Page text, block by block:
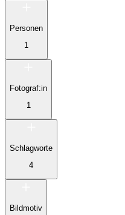
Personen
1
Fotograf:in
1
Schlagworte
4
Bildmotiv